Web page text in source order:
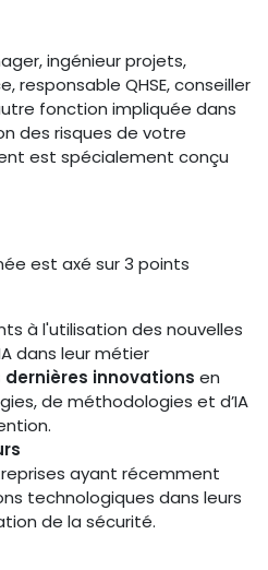
ingénieur projets,
responsable QHSE, conseiller
fonction impliquée dans
des risques de votre
est spécialement conçu
est axé sur 3 points
à l'utilisation des nouvelles
dans leur métier
innovations en
de méthodologies et d’IA
ayant récemment
technologiques dans leurs
de la sécurité.